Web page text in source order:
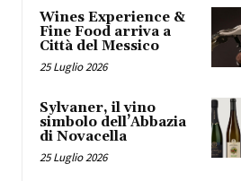
Wines Experience &
Fine Food arriva a
Città del Messico
25 Luglio 2026
Sylvaner, il vino
simbolo dell’Abbazia
di Novacella
25 Luglio 2026